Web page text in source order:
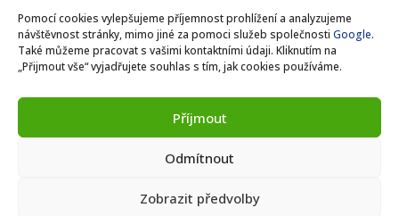
Pomocí cookies vylepšujeme příjemnost prohlížení a analyzujeme
návštěvnost stránky, mimo jiné za pomoci služeb společnosti Google.
Také můžeme pracovat s vašimi kontaktními údaji. Kliknutím na
„Přijmout vše“ vyjadřujete souhlas s tím, jak cookies používáme.
Příjmout
Odmítnout
Zobrazit předvolby
© Wetest – Všechna práva vyhrazena od roku 2021.